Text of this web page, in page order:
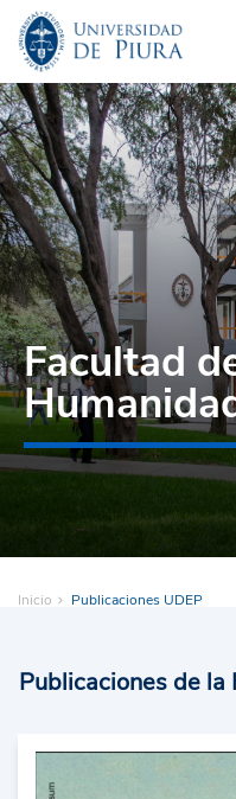
Facultad
Inicio Publicaciones UDEP
Publicaciones de